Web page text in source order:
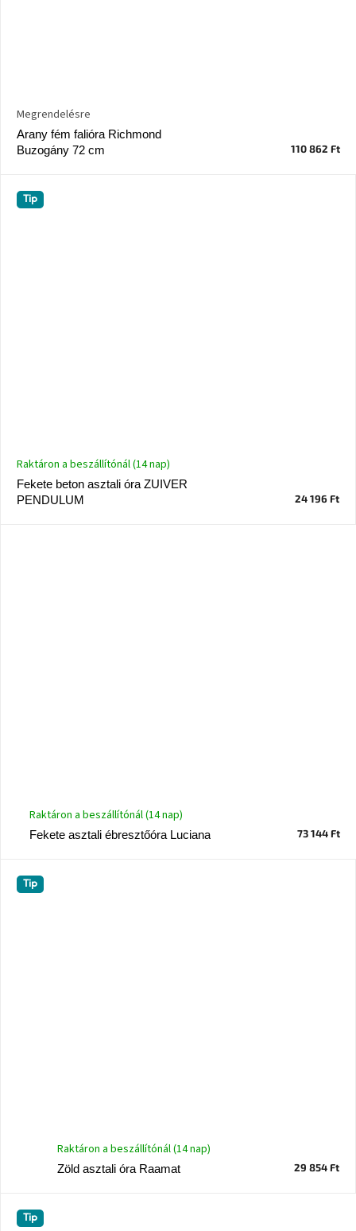
Arany fém falióra Richmond
Buzogány 72 cm
Megrendelésre
110 862 Ft
Tip
Fekete beton asztali óra ZUIVER
PENDULUM
Raktáron a beszállítónál (14 nap)
24 196 Ft
Fekete asztali ébresztőóra Luciana
Raktáron a beszállítónál (14 nap)
73 144 Ft
Tip
Zöld asztali óra Raamat
Raktáron a beszállítónál (14 nap)
29 854 Ft
Tip